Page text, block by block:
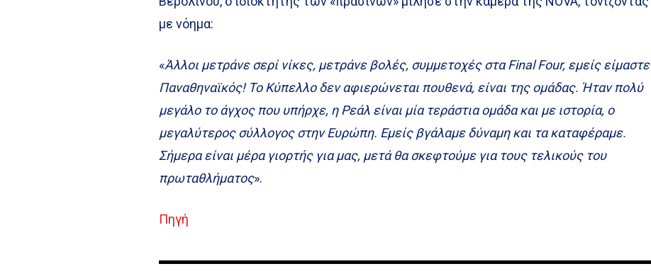
με νόημα:
«Άλλοι μετράνε σερί νίκες, μετράνε βολές, συμμετοχές στα Final Four, εμείς είμαστε
Παναθηναϊκός! Το Κύπελλο δεν αφιερώνεται πουθενά, είναι της ομάδας. Ήταν πολύ
μεγάλο το άγχος που υπήρχε, η Ρεάλ είναι μία τεράστια ομάδα και με ιστορία, ο
μεγαλύτερος σύλλογος στην Ευρώπη. Εμείς βγάλαμε δύναμη και τα καταφέραμε.
Σήμερα είναι μέρα γιορτής για μας, μετά θα σκεφτούμε για τους τελικούς του
πρωταθλήματος».
Πηγή